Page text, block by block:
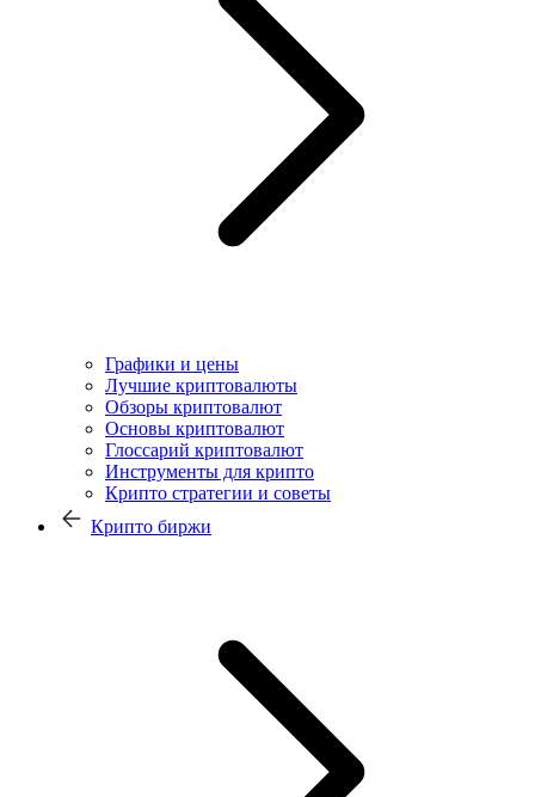
Графики и цены
Лучшие криптовалюты
Обзоры криптовалют
Основы криптовалют
Глоссарий криптовалют
Инструменты для крипто
Крипто стратегии и советы
Крипто биржи